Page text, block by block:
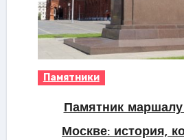
Памятники
Памятник
Москве: история,